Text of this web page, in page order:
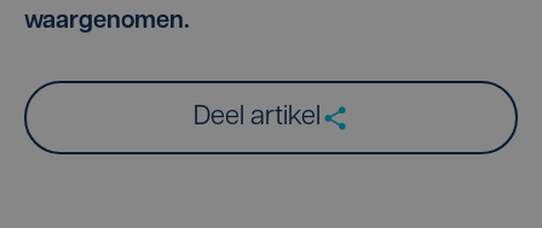
waargenomen.
Deel artikel